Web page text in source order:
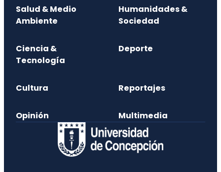
Salud & Medio
Ambiente
Humanidades &
Sociedad
Ciencia &
Tecnología
Deporte
Cultura Reportajes
Opinión Multimedia